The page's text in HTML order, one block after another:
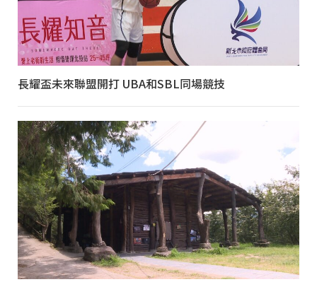
長耀盃未來聯盟開打 UBA和SBL同場競技